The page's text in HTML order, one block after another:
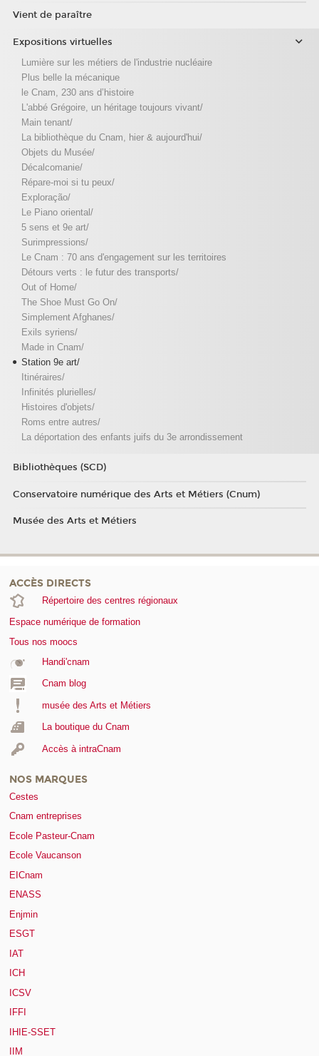
Vient de paraître
Expositions virtuelles
Lumière sur les métiers de l'industrie nucléaire
Plus belle la mécanique
le Cnam, 230 ans d’histoire
L'abbé Grégoire, un héritage toujours vivant/
Main tenant/
La bibliothèque du Cnam, hier & aujourd'hui/
Objets du Musée/
Décalcomanie/
Répare-moi si tu peux/
Exploração/
Le Piano oriental/
5 sens et 9e art/
Surimpressions/
Le Cnam : 70 ans d'engagement sur les territoires
Détours verts : le futur des transports/
Out of Home/
The Shoe Must Go On/
Simplement Afghanes/
Exils syriens/
Made in Cnam/
Station 9e art/
Itinéraires/
Infinités plurielles/
Histoires d'objets/
Roms entre autres/
La déportation des enfants juifs du 3e arrondissement
Bibliothèques (SCD)
Conservatoire numérique des Arts et Métiers (Cnum)
Musée des Arts et Métiers
ACCÈS DIRECTS
Répertoire des centres régionaux
Espace numérique de formation
Tous nos moocs
Handi'cnam
Cnam blog
musée des Arts et Métiers
La boutique du Cnam
Accès à intraCnam
NOS MARQUES
Cestes
Cnam entreprises
Ecole Pasteur-Cnam
Ecole Vaucanson
EICnam
ENASS
Enjmin
ESGT
IAT
ICH
ICSV
IFFI
IHIE-SSET
IIM